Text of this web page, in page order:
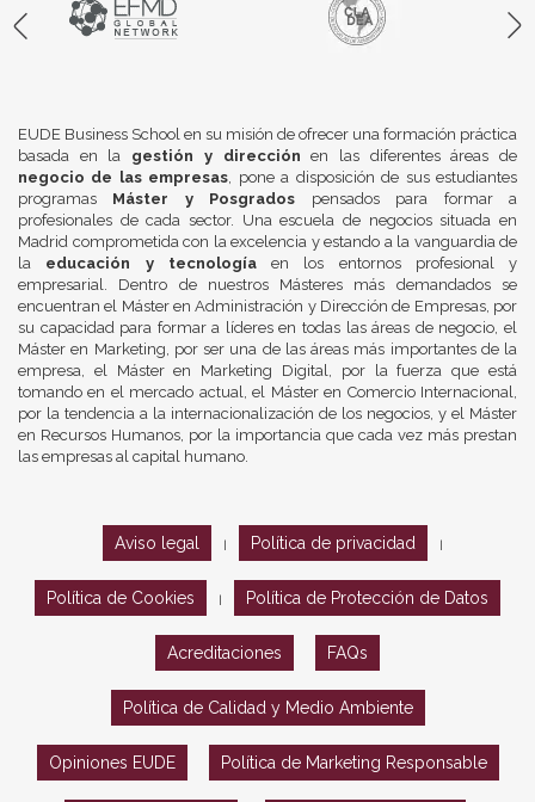
EUDE Business School en su misión de ofrecer una formación práctica
basada en la gestión y dirección en las diferentes áreas de
negocio de las empresas, pone a disposición de sus estudiantes
programas Máster y Posgrados pensados para formar a
profesionales de cada sector. Una escuela de negocios situada en
Madrid comprometida con la excelencia y estando a la vanguardia de
la educación y tecnologíaen los entornos profesional y
empresarial. Dentro de nuestros Másteres más demandados se
encuentran el Máster en Administración y Dirección de Empresas, por
su capacidad para formar a líderes en todas las áreas de negocio, el
Máster en Marketing, por ser una de las áreas más importantes de la
empresa, el Máster en Marketing Digital, por la fuerza que está
tomando en el mercado actual, el Máster en Comercio Internacional,
por la tendencia a la internacionalización de los negocios, y el Máster
en Recursos Humanos, por la importancia que cada vez más prestan
las empresas al capital humano.
Aviso legal Política de privacidad
Política de Cookies Política de Protección de Datos
Acreditaciones FAQs
Política de Calidad y Medio Ambiente
Opiniones EUDE Política de Marketing Responsable